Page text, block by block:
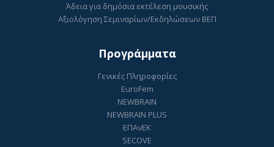
Άδεια για δημόσια εκτέλεση μουσικής
Αξιολόγηση Σεμιναρίων/Εκδηλώσεων ΒΕΠ
Προγράμματα
Γενικές Πληροφορίες
EuroFem
NEWBRAIN
NEWBRAIN PLUS
ΕΠΑνΕΚ
SECOVE